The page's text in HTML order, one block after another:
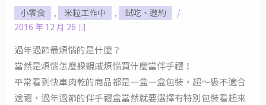
小零食 , 米粒工作中 , 試吃、邀約
/
2016 年 12 月 26 日
過年過節最煩惱的是什麼？
當然是煩惱怎麼躲親戚煩惱買什麼當伴手禮！
平常看到快車肉乾的商品都是一盒一盒包裝，超～級不適合
送禮，過年過節的伴手禮盒當然就要選擇有特別包裝看起來
列】
快
車
肉
乾・
過